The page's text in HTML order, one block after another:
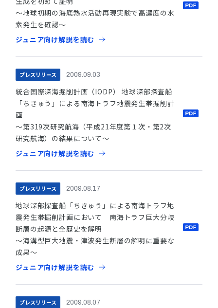
〜地球初期の海底熱水活動再現実験で高濃度の水
素発生を確認〜
ジュニア向け解説を読む
プレスリリース 2009.09.03
統合国際深海掘削計画（IODP） 地球深部探査船
「ちきゅう」による南海トラフ地震発生帯掘削計
画
〜第319次研究航海（平成21年度第１次・第2次
研究航海）の結果について〜
ジュニア向け解説を読む
プレスリリース 2009.08.17
地球深部探査船「ちきゅう」による南海トラフ地
震発生帯掘削計画において 南海トラフ巨大分岐
断層の起源と全歴史を解明
〜海溝型巨大地震・津波発生断層の解明に重要な
成果〜
ジュニア向け解説を読む
プレスリリース 2009.08.07